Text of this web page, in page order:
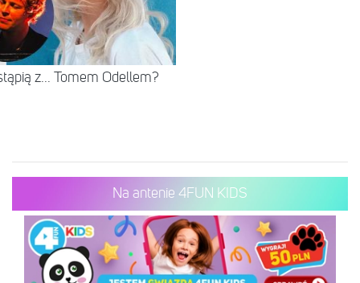
z... Tomem Odellem?
Na antenie 4FUN KIDS